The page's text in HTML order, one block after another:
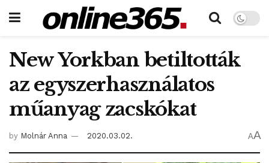
New Yorkban betiltották
az egyszerhasználatos
műanyag zacskókat
by Molnár Anna 2020.03.02. AA